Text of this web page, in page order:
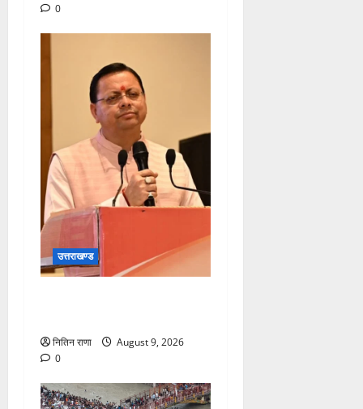
0
उत्तराखण्ड
नितिन राणा
August 9, 2026
0